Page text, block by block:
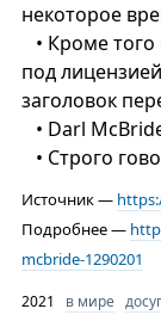
некоторое
• Кроме
под лицензией
заголовок
• Darl
• Строго
Источник —
Подробнее —
mcbride-1290201
2021 в мире досуг